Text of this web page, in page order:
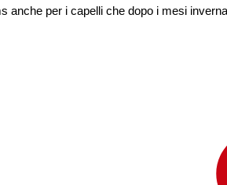
anche per i capelli che dopo i mesi